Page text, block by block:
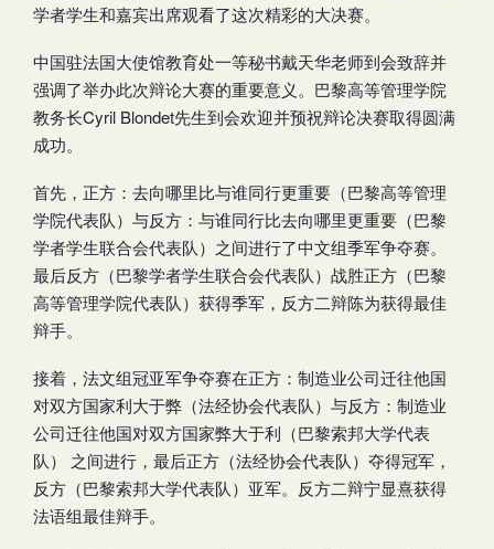
学者学生和嘉宾出席观看了这次精彩的大决赛。
中国驻法国大使馆教育处一等秘书戴天华老师到会致辞并
强调了举办此次辩论大赛的重要意义。巴黎高等管理学院
教务长Cyril Blondet先生到会欢迎并预祝辩论决赛取得圆满
成功。
首先，正方：去向哪里比与谁同行更重要（巴黎高等管理
学院代表队）与反方：与谁同行比去向哪里更重要（巴黎
学者学生联合会代表队）之间进行了中文组季军争夺赛。
最后反方（巴黎学者学生联合会代表队）战胜正方（巴黎
高等管理学院代表队）获得季军，反方二辩陈为获得最佳
辩手。
接着，法文组冠亚军争夺赛在正方：制造业公司迁往他国
对双方国家利大于弊（法经协会代表队）与反方：制造业
公司迁往他国对双方国家弊大于利（巴黎索邦大学代表
队） 之间进行，最后正方（法经协会代表队）夺得冠军，
反方（巴黎索邦大学代表队）亚军。反方二辩宁显熹获得
法语组最佳辩手。